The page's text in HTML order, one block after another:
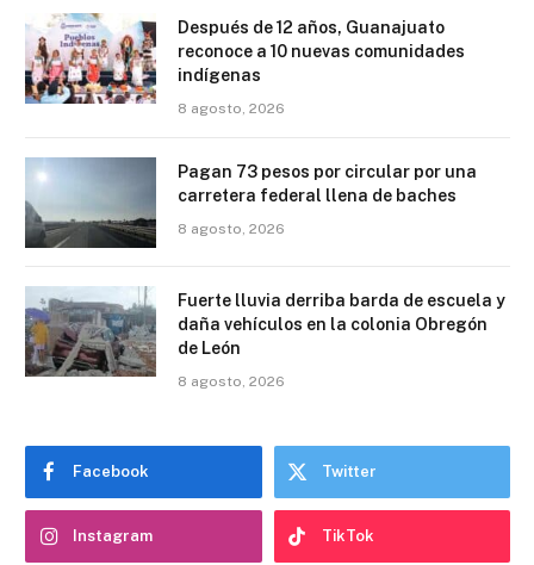
Después de 12 años, Guanajuato
reconoce a 10 nuevas comunidades
indígenas
8 agosto, 2026
Pagan 73 pesos por circular por una
carretera federal llena de baches
8 agosto, 2026
Fuerte lluvia derriba barda de escuela y
daña vehículos en la colonia Obregón
de León
8 agosto, 2026
Facebook Twitter
Instagram TikTok